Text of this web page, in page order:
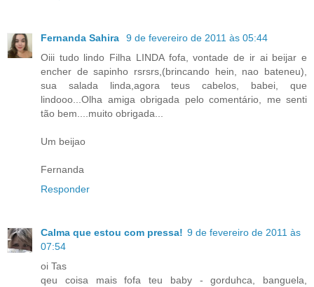
Fernanda Sahira
9 de fevereiro de 2011 às 05:44
Oiii tudo lindo Filha LINDA fofa, vontade de ir ai beijar e
encher de sapinho rsrsrs,(brincando hein, nao bateneu),
sua salada linda,agora teus cabelos, babei, que
lindooo...Olha amiga obrigada pelo comentário, me senti
tão bem....muito obrigada...
Um beijao
Fernanda
Responder
Calma que estou com pressa! 9 de fevereiro de 2011 às
07:54
oi Tas
qeu coisa mais fofa teu baby - gorduhca, banguela,